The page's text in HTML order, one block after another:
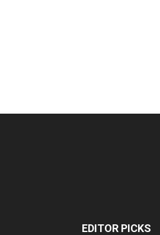
EDITOR PICKS